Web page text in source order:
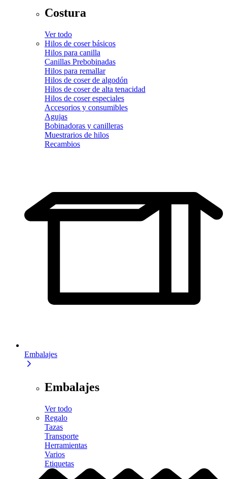
Costura
Ver todo
Hilos de coser básicos
Hilos para canilla
Canillas Prebobinadas
Hilos para remallar
Hilos de coser de algodón
Hilos de coser de alta tenacidad
Hilos de coser especiales
Accesorios y consumibles
Agujas
Bobinadoras y canilleras
Muestrarios de hilos
Recambios
Embalajes
Embalajes
Ver todo
Regalo
Tazas
Transporte
Herramientas
Varios
Etiquetas